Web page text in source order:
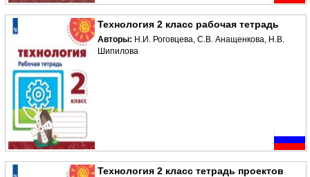
Технология 2 класс рабочая тетрадь
Авторы: Н.И. Роговцева, С.В. Анащенкова, Н.В.
Шипилова
Технология 2 класс тетрадь проектов